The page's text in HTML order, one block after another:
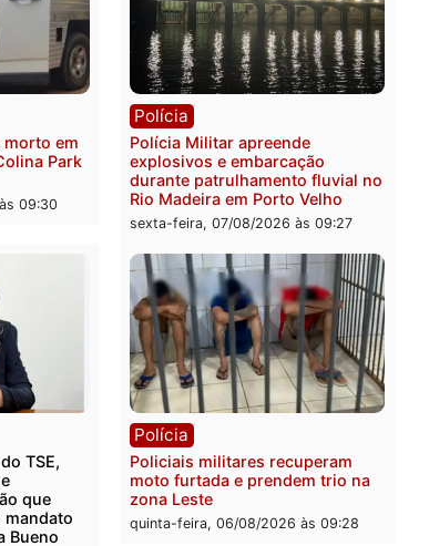
apreende 400
e prende
2026 às 09:40
Polícia
Casal é preso pela PRF
de 72 quilos de mercúrio
escondidos em estepe em
sexta-feira, 07/08/2026 às
morto em
Colina Park
2026 às 09:30
Polícia
Polícia Militar apreende
durante patrulhamento
Rio Madeira em Porto
sexta-feira, 07/08/2026 às